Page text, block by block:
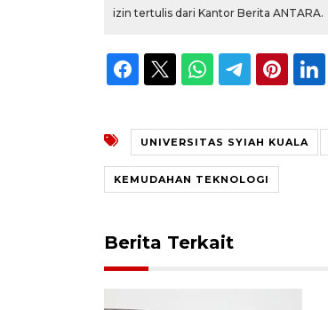
izin tertulis dari Kantor Berita ANTARA.
UNIVERSITAS SYIAH KUALA
KEMUDAHAN TEKNOLOGI
Berita Terkait